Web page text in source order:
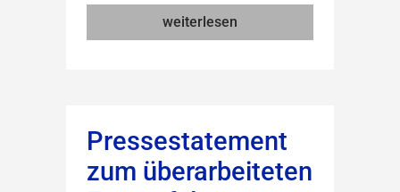
weiterlesen
Pressestatement
zum überarbeiteten